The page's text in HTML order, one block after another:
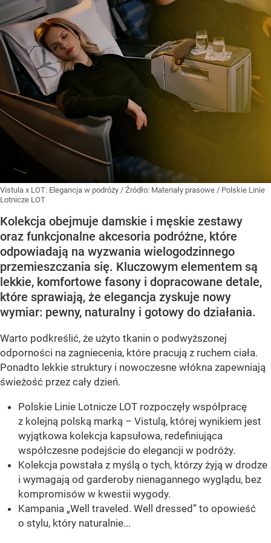
Vistula x LOT: Elegancja w podróży / Źródło: Materiały prasowe / Polskie Linie
Lotnicze LOT
Kolekcja obejmuje damskie i męskie zestawy
oraz funkcjonalne akcesoria podróżne, które
odpowiadają na wyzwania wielogodzinnego
przemieszczania się. Kluczowym elementem są
lekkie, komfortowe fasony i dopracowane detale,
które sprawiają, że elegancja zyskuje nowy
wymiar: pewny, naturalny i gotowy do działania.
Warto podkreślić, że użyto tkanin o podwyższonej
odporności na zagniecenia, które pracują z ruchem ciała.
Ponadto lekkie struktury i nowoczesne włókna zapewniają
świeżość przez cały dzień.
Polskie Linie Lotnicze LOT rozpoczęły współpracę
z kolejną polską marką – Vistulą, której wynikiem jest
wyjątkowa kolekcja kapsułowa, redefiniująca
współczesne podejście do elegancji w podróży.
Kolekcja powstała z myślą o tych, którzy żyją w drodze
i wymagają od garderoby nienagannego wyglądu, bez
kompromisów w kwestii wygody.
Kampania „Well traveled. Well dressed” to opowieść
o stylu, który naturalnie...